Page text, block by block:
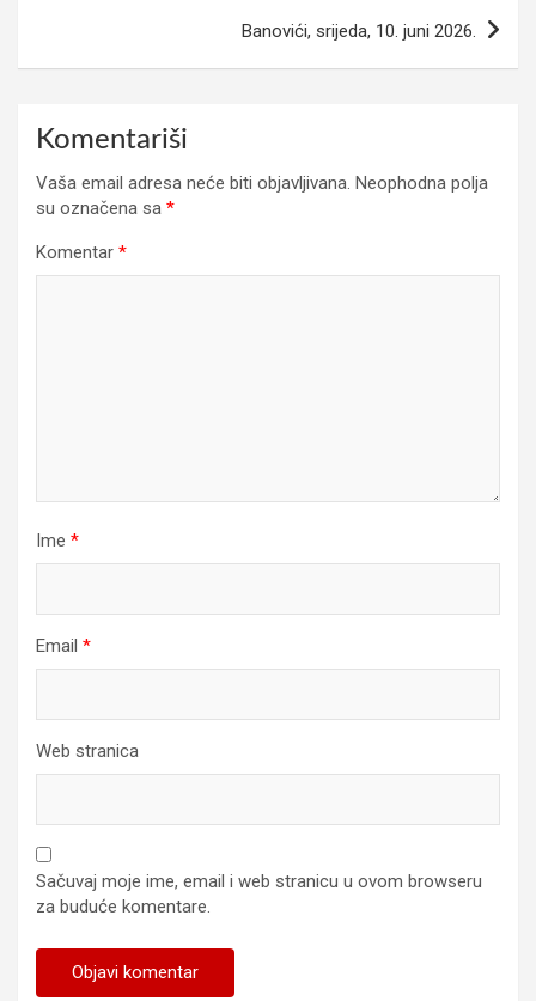
Banovići, srijeda, 10. juni 2026.
Komentariši
Vaša email adresa neće biti objavljivana. Neophodna polja
su označena sa *
Komentar *
Ime *
Email *
Web stranica
Sačuvaj moje ime, email i web stranicu u ovom browseru
za buduće komentare.